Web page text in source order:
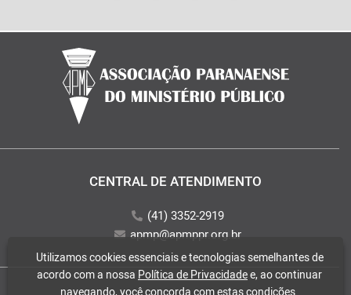
CENTRAL DE ATENDIMENTO
(41) 3352-2919
apmp@apmppr.org.br
Utilizamos cookies essenciais e tecnologias semelhantes de
acordo com a nossa Política de Privacidadee, ao continuar
navegando, você concorda com estas condições.